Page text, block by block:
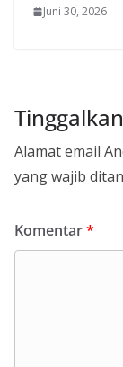
Juni 30, 2026
Alamat email
yang wajib
Komentar*